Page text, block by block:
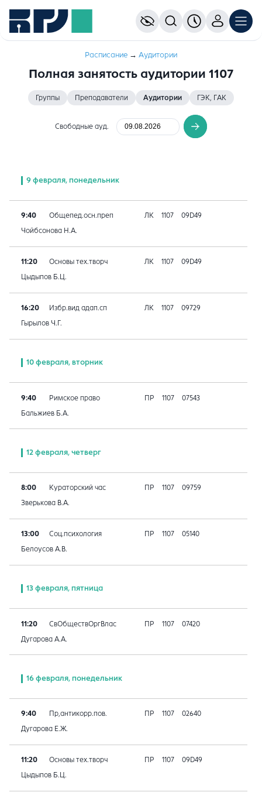
Расписание → Аудитории
Полная занятость аудитории 1107
Группы Преподаватели Аудитории ГЭК, ГАК
Свободные ауд.
9 февраля, понедельник
9:40 Общепед.осн.преп ЛК 1107 09D49
Чойбсонова Н.А.
11:20 Основы тех.творч ЛК 1107 09D49
Цыдыпов Б.Ц.
16:20 Избр.вид адап.сп ЛК 1107 09729
Гырылов Ч.Г.
10 февраля, вторник
9:40 Римское право ПР 1107 07543
Бальжиев Б.А.
12 февраля, четверг
8:00 Кураторский час ПР 1107 09759
Зверькова В.А.
13:00 Соц.психология ПР 1107 05140
Белоусов А.В.
13 февраля, пятница
11:20 СвОбществОргВлас ПР 1107 07420
Дугарова А.А.
16 февраля, понедельник
9:40 Пр,антикорр.пов. ПР 1107 02640
Дугарова Е.Ж.
11:20 Основы тех.творч ПР 1107 09D49
Цыдыпов Б.Ц.